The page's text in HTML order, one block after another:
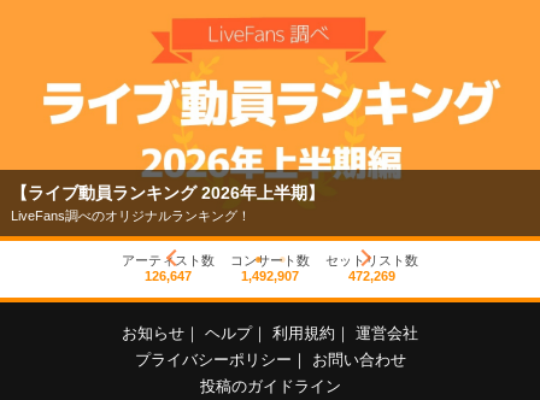
【ライブ動員ランキング 2026年上半期】
LiveFans調べのオリジナルランキング！
アーティスト数
126,647
コンサート数
1,492,907
セットリスト数
472,269
お知らせ ヘルプ 利用規約
運営会社
プライバシーポリシー
お問い合わせ
投稿のガイドライン